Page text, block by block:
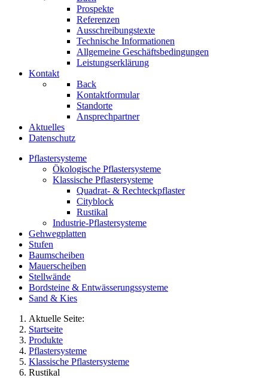
Prospekte
Referenzen
Ausschreibungstexte
Technische Informationen
Allgemeine Geschäftsbedingungen
Leistungserklärung
Kontakt
Back
Kontaktformular
Standorte
Ansprechpartner
Aktuelles
Datenschutz
Pflastersysteme
Ökologische Pflastersysteme
Klassische Pflastersysteme
Quadrat- & Rechteckpflaster
Cityblock
Rustikal
Industrie-Pflastersysteme
Gehwegplatten
Stufen
Baumscheiben
Mauerscheiben
Stellwände
Bordsteine & Entwässerungssysteme
Sand & Kies
Aktuelle Seite:
Startseite
Produkte
Pflastersysteme
Klassische Pflastersysteme
Rustikal